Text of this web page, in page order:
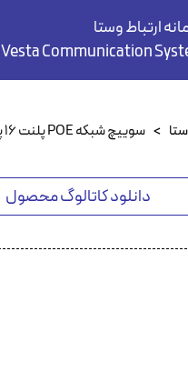
ارتباط وستا
Vesta Communication
> سوییچ شبکه POE پلنت ۱۶ پورت FGSW-1822VHP
دانلود کاتالوگ محصول